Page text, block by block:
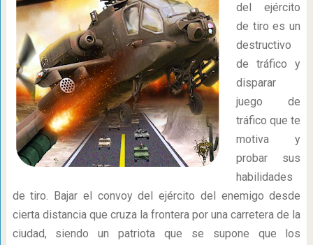
del ejército
de tiro es un
destructivo
de tráfico y
disparar
juego de
tráfico que te
motiva y
probar sus
habilidades
de tiro. Bajar el convoy del ejército del enemigo desde
cierta distancia que cruza la frontera por una carretera de la
ciudad, siendo un patriota que se supone que los